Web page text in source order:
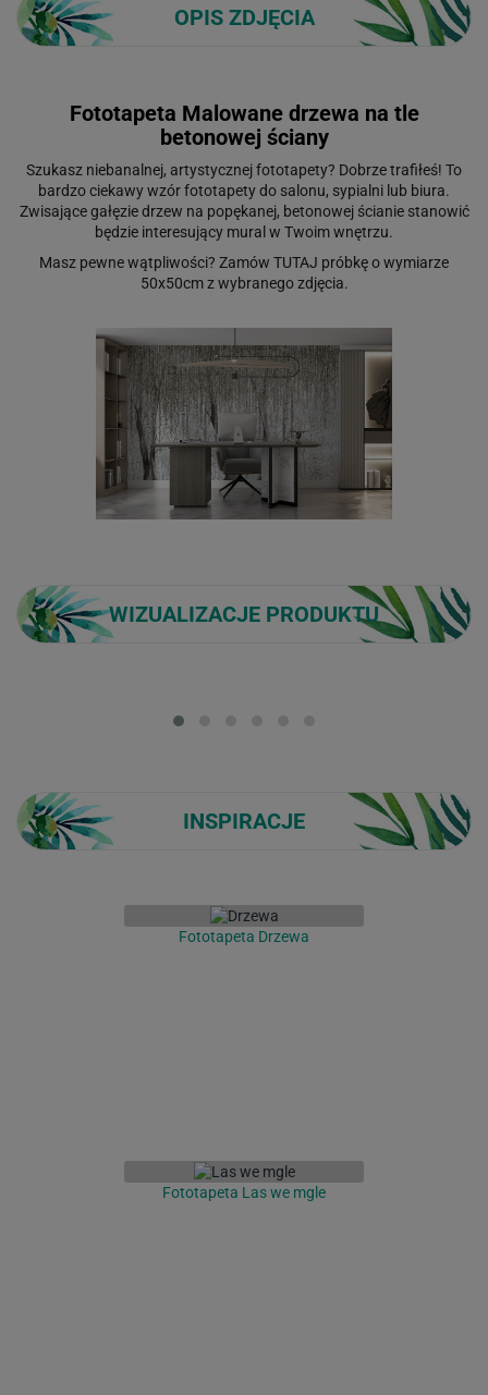
OPIS ZDJĘCIA
Fototapeta Malowane drzewa na tle
betonowej ściany
Szukasz niebanalnej, artystycznej fototapety? Dobrze trafiłeś! To
bardzo ciekawy wzór fototapety do salonu, sypialni lub biura.
Zwisające gałęzie drzew na popękanej, betonowej ścianie stanowić
będzie interesujący mural w Twoim wnętrzu.
Masz pewne wątpliwości? Zamów TUTAJ próbkę o wymiarze
50x50cm z wybranego zdjęcia.
WIZUALIZACJE PRODUKTU
INSPIRACJE
Fototapeta Drzewa
Fototapeta Las we mgle